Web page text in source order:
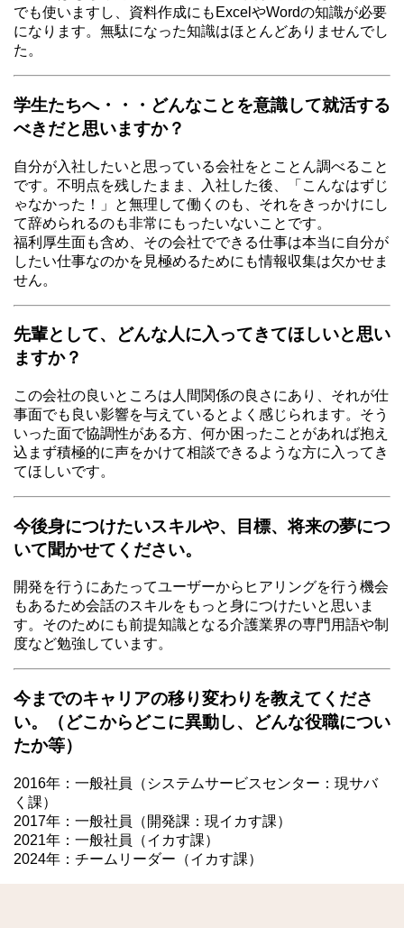
でも使いますし、資料作成にもExcelやWordの知識が必要
になります。無駄になった知識はほとんどありませんでし
た。
学生たちへ・・・どんなことを意識して就活する
べきだと思いますか？
自分が入社したいと思っている会社をとことん調べること
です。不明点を残したまま、入社した後、「こんなはずじ
ゃなかった！」と無理して働くのも、それをきっかけにし
て辞められるのも非常にもったいないことです。
福利厚生面も含め、その会社でできる仕事は本当に自分が
したい仕事なのかを見極めるためにも情報収集は欠かせま
せん。
先輩として、どんな人に入ってきてほしいと思い
ますか？
この会社の良いところは人間関係の良さにあり、それが仕
事面でも良い影響を与えているとよく感じられます。そう
いった面で協調性がある方、何か困ったことがあれば抱え
込まず積極的に声をかけて相談できるような方に入ってき
てほしいです。
今後身につけたいスキルや、目標、将来の夢につ
いて聞かせてください。
開発を行うにあたってユーザーからヒアリングを行う機会
もあるため会話のスキルをもっと身につけたいと思いま
す。そのためにも前提知識となる介護業界の専門用語や制
度など勉強しています。
今までのキャリアの移り変わりを教えてくださ
い。（どこからどこに異動し、どんな役職につい
たか等）
2016年：一般社員（システムサービスセンター：現サバ
く課）
2017年：一般社員（開発課：現イカす課）
2021年：一般社員（イカす課）
2024年：チームリーダー（イカす課）